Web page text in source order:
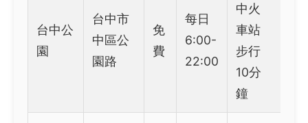
台中公
園
台中市
中區公
園路
免
費
每日
6:00-
22:00
中火
車站
步行
10分
鐘